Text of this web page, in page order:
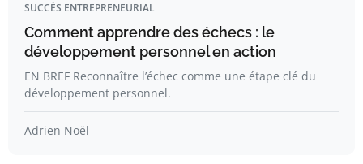
SUCCÈS ENTREPRENEURIAL
Comment apprendre des échecs : le
développement personnel en action
EN BREF Reconnaître l’échec comme une étape clé du
développement personnel.
Adrien Noël